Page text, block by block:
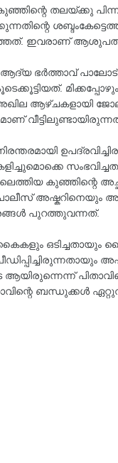
തലയ്ക്കു
ഇവരാണ്‌
ആദ്യ ഭർത്താവ്
അഖില ആഴ്‌ചകളായി
കുഞ്ഞിന്റെ
അഷ്കറിനെയും
പുറത്തുവന്നത്.
ഒടിച്ചതായും
ആയിരുന്നെന്ന്‌
ബന്ധുക്കൾ